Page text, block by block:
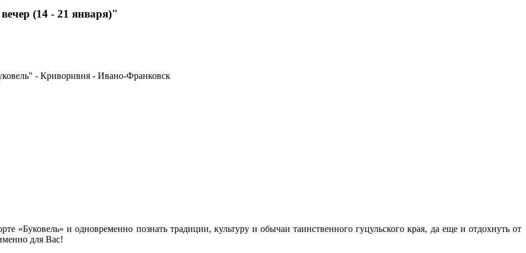
(14 - 21 января)"
- Криворивня - Ивано-Франковск
«Буковель» и одновременно познать традиции, культуру и обычаи таинственного гуцульского края, да еще и отдохнуть от
для Вас!